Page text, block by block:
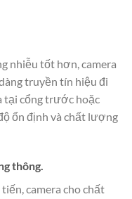
nhiễu tốt hơn, camera
truyền tín hiệu đi
tại cổng trước hoặc
ổn định và chất lượng
thông.
camera cho chất